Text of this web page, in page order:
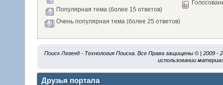
Популярная тема (более 15 ответов)
Очень популярная тема (более 25 ответов)
Поиск Легенд - Технология Поиска. Все Права защищены © | 2009 -
использовании
Друзья портала